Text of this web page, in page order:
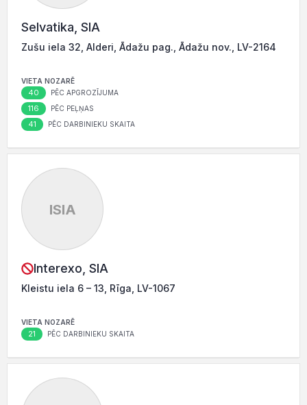
Selvatika, SIA
Zušu iela 32, Alderi, Ādažu pag., Ādažu nov., LV-2164
VIETA NOZARĒ
40 PĒC APGROZĪJUMA
116 PĒC PEĻŅAS
41 PĒC DARBINIEKU SKAITA
ISIA
Interexo, SIA
Kleistu iela 6 – 13, Rīga, LV-1067
VIETA NOZARĒ
21 PĒC DARBINIEKU SKAITA